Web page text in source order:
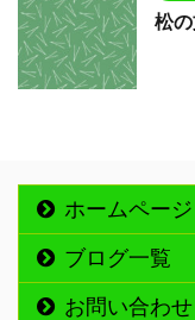
松
ホームページ
ブログ一覧
お問い合わせ